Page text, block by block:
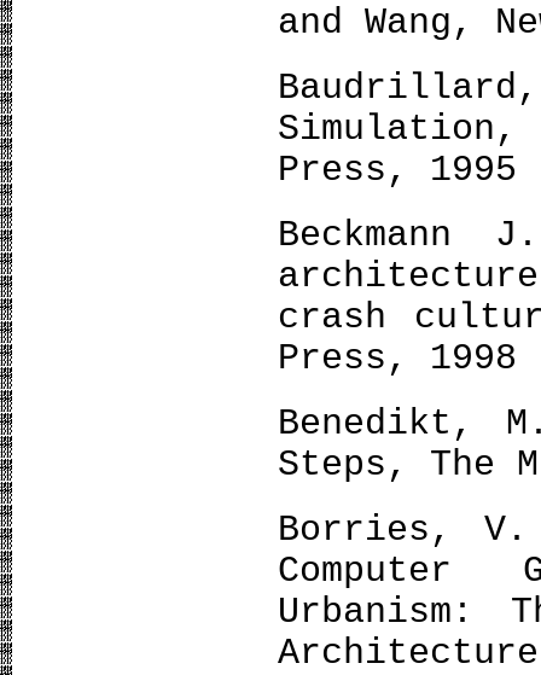
and Wang,
Press, 1995
Beckmann
crash
Press, 1998
Benedikt,
Steps, The
Borries,
Computer
Urbanism: